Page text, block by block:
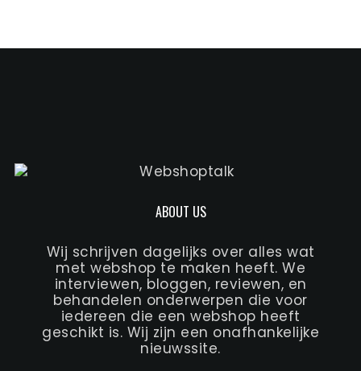
ABOUT US
Wij schrijven dagelijks over alles wat
met webshop te maken heeft. We
interviewen, bloggen, reviewen, en
behandelen onderwerpen die voor
iedereen die een webshop heeft
geschikt is. Wij zijn een onafhankelijke
nieuwssite.